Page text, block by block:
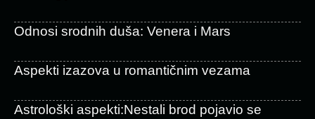
Odnosi srodnih duša: Venera i Mars
Aspekti izazova u romantičnim vezama
Astrološki aspekti:Nestali brod pojavio se